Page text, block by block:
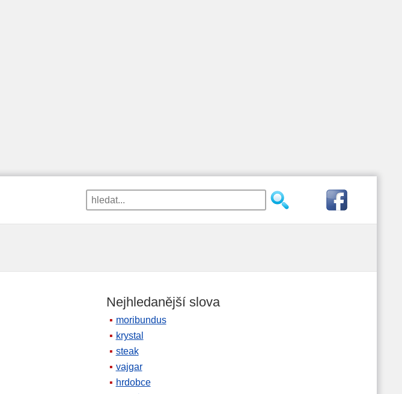
Nejhledanější slova
moribundus
krystal
steak
vajgar
hrdobce